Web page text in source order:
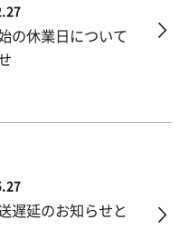
誉
0850
の休業日について
遅延のお知らせと